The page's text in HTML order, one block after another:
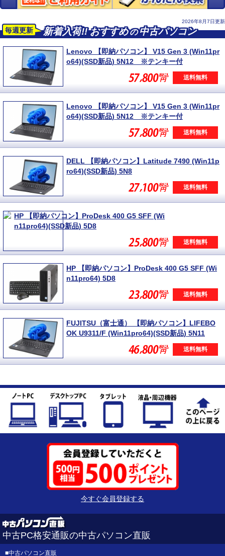
毎週更新 新着入荷!!おすすめの中古パソコン
2026年8月7日更新
Lenovo 【即納パソコン】 V15 Gen 3 (Win11pr
o64)(SSD新品) 5N12 ※テンキー付
送料無料
Lenovo 【即納パソコン】 V15 Gen 3 (Win11pr
o64)(SSD新品) 5N12 ※テンキー付
送料無料
DELL 【即納パソコン】Latitude 7490 (Win11p
ro64)(SSD新品) 5N8
送料無料
HP 【即納パソコン】ProDesk 400 G5 SFF (Wi
n11pro64)(SSD新品) 5D8
送料無料
HP 【即納パソコン】ProDesk 400 G5 SFF (Wi
n11pro64) 5D8
送料無料
FUJITSU（富士通） 【即納パソコン】LIFEBO
OK U9311/F (Win11pro64)(SSD新品) 5N11
送料無料
今すぐ会員登録する
中古PC格安通販の中古パソコン直販
■中古パソコン直販